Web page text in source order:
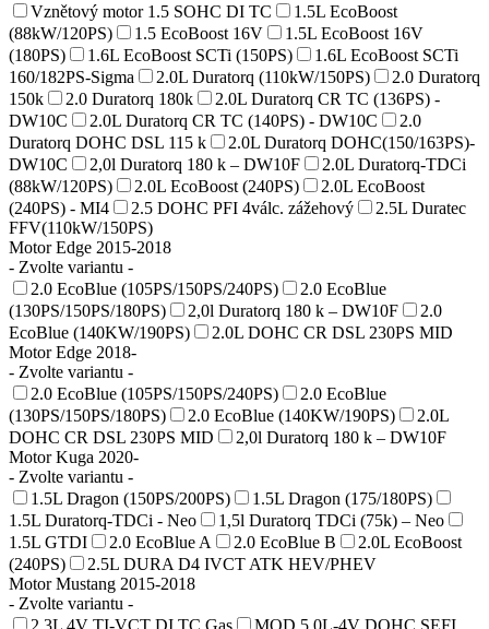
Vznětový motor 1.5 SOHC DI TC
1.5L EcoBoost
(88kW/120PS)
1.5 EcoBoost 16V
1.5L EcoBoost 16V
(180PS)
1.6L EcoBoost SCTi (150PS)
1.6L EcoBoost SCTi
160/182PS-Sigma
2.0L Duratorq (110kW/150PS)
2.0 Duratorq
150k
2.0 Duratorq 180k
2.0L Duratorq CR TC (136PS) -
DW10C
2.0L Duratorq CR TC (140PS) - DW10C
2.0
Duratorq DOHC DSL 115 k
2.0L Duratorq DOHC(150/163PS)-
DW10C
2,0l Duratorq 180 k – DW10F
2.0L Duratorq-TDCi
(88kW/120PS)
2.0L EcoBoost (240PS)
2.0L EcoBoost
(240PS) - MI4
2.5 DOHC PFI 4válc. zážehový
2.5L Duratec
FFV(110kW/150PS)
Motor Edge 2015-2018
- Zvolte variantu -
2.0 EcoBlue (105PS/150PS/240PS)
2.0 EcoBlue
(130PS/150PS/180PS)
2,0l Duratorq 180 k – DW10F
2.0
EcoBlue (140KW/190PS)
2.0L DOHC CR DSL 230PS MID
Motor Edge 2018-
- Zvolte variantu -
2.0 EcoBlue (105PS/150PS/240PS)
2.0 EcoBlue
(130PS/150PS/180PS)
2.0 EcoBlue (140KW/190PS)
2.0L
DOHC CR DSL 230PS MID
2,0l Duratorq 180 k – DW10F
Motor Kuga 2020-
- Zvolte variantu -
1.5L Dragon (150PS/200PS)
1.5L Dragon (175/180PS)
1.5L Duratorq-TDCi - Neo
1,5l Duratorq TDCi (75k) – Neo
1.5L GTDI
2.0 EcoBlue A 2.0 EcoBlue B
2.0L EcoBoost
(240PS)
2.5L DURA D4 IVCT ATK HEV/PHEV
Motor Mustang 2015-2018
- Zvolte variantu -
2.3L 4V TI-VCT DI TC Gas
MOD 5.0L-4V DOHC SEFI